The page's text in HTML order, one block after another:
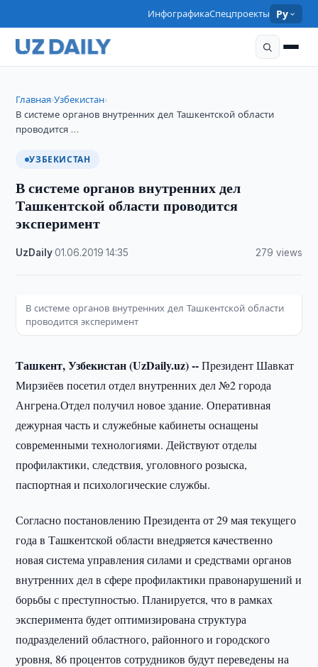
ИнфографикаСпецпроекты Ру
Главная›Узбекистан›
В системе органов внутренних дел Ташкентской области
проводится …
УЗБЕКИСТАН
В системе органов внутренних дел
Ташкентской области проводится
эксперимент
UzDaily·01.06.2019 ·14:35 279 views
В системе органов внутренних дел Ташкентской области
проводится эксперимент
Ташкент, Узбекистан (UzDaily.uz) --Президент Шавкат
Мирзиёев посетил отдел внутренних дел №2 города
Ангрена.Отдел получил новое здание. Оперативная
дежурная часть и служебные кабинеты оснащены
современными технологиями. Действуют отделы
профилактики, следствия, уголовного розыска,
паспортная и психологические службы.
Согласно постановлению Президента от 29 мая текущего
года в Ташкентской области внедряется качественно
новая система управления силами и средствами органов
внутренних дел в сфере профилактики правонарушений и
борьбы с преступностью. Планируется, что в рамках
эксперимента будет оптимизирована структура
подразделений областного, районного и городского
уровня, 86 процентов сотрудников будут переведены на